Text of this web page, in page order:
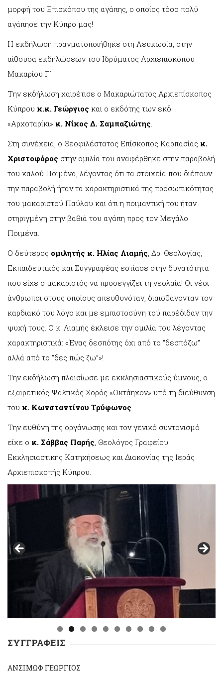
μορφή του Επισκόπου της αγάπης, ο οποίος τόσο πολύ
αγάπησε την Κύπρο μας!
Η εκδήλωση πραγματοποιήθηκε στη Λευκωσία, στην
αίθουσα εκδηλώσεων του Ιδρύματος Αρχιεπισκόπου
Μακαρίου Γ´.
Την εκδήλωση χαιρέτισε ο Μακαριώτατος Αρχιεπίσκοπος
Κύπρου κ.κ. Γεώργιος και ο εκδότης των εκδ.
«Αρχοταρίκι» κ. Νίκος Δ. Σαμπαζιώτης.
Στη συνέχεια, ο Θεοφιλέστατος Επίσκοπος Καρπασίας κ.
Χριστοφόρος στην ομιλία του αναφέρθηκε στην παραβολή
του καλού Ποιμένα, λέγοντας ότι τα στοιχεία που διέπουν
την παραβολή ήταν τα χαρακτηριστικά της προσωπικότητας
του μακαριστού Παύλου και ότι η ποιμαντική του ήταν
στηριγμένη στην βαθιά του αγάπη προς τον Μεγάλο
Ποιμένα.
Ο δεύτερος ομιλητής κ. Ηλίας Λιαμής, Δρ. Θεολογίας,
Εκπαιδευτικός και Συγγραφέας εστίασε στην δυνατότητα
που είχε ο μακαριστός να προσεγγίζει τη νεολαία! Οι νέοι
άνθρωποι στους οποίους απευθυνόταν, διαισθάνονταν τον
καρδιακό του λόγο και με εμπιστοσύνη τού παρέδιδαν την
ψυχή τους. Ο κ. Λιαμής έκλεισε την ομιλία του λέγοντας
χαρακτηριστικά: «Ένας δεσπότης όχι από το “δεσπόζω”
αλλά από το “δες πώς ζω”»!
Την εκδήλωση πλαισίωσε με εκκλησιαστικούς ύμνους, ο
εξαιρετικός Ψαλτικός Χορός «Οκτάηχον» υπό τη διεύθυνση
του κ. Κωνσταντίνου Τρύφωνος.
Την ευθύνη της οργάνωσης και τον γενικό συντονισμό
είχε ο κ. Σάββας Παρής, Θεολόγος Γραφείου
Εκκλησιαστικής Κατηχήσεως και Διακονίας της Ιεράς
Αρχιεπισκοπής Κύπρου.
0
ΣΥΓΓΡΑΦΕΙΣ
ΑΝΣΙΜΩΦ ΓΕΩΡΓΙΟΣ